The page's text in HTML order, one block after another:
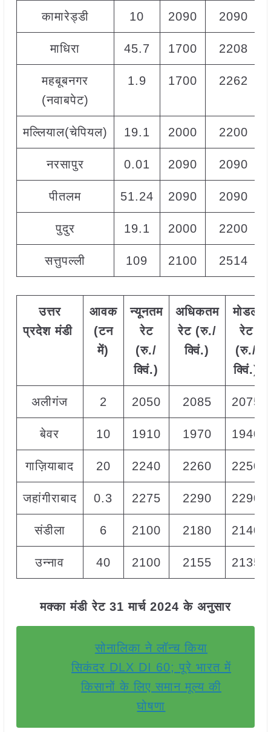
कामारेड्डी 10 2090 2090
माधिरा 45.7 1700 2208
महबूबनगर
(नवाबपेट)
1.9 1700 2262
मल्लियाल(चेपियल) 19.1 2000 2200
नरसापुर 0.01 2090 2090
पीतलम 51.24 2090 2090
पुदुर 19.1 2000 2200
सत्तुपल्ली 109 2100 2514
उत्तर
प्रदेश मंडी
आवक
(टन
में)
न्यूनतम
रेट
(रु./
क्विं.)
अधिकतम
रेट (रु./
क्विं.)
मोडल
रेट
(रु./
क्विं.)
अलीगंज 2 2050 2085 2075
बेवर 10 1910 1970 1940
गाज़ियाबाद 20 2240 2260 2250
जहांगीराबाद 0.3 2275 2290 2290
संडीला 6 2100 2180 2140
उन्नाव 40 2100 2155 2135
मक्का मंडी रेट 31 मार्च 2024 के अनुसार
सोनालिका ने लॉन्च किया
सिकंदर DLX DI 60; पूरे भारत में
किसानों के लिए समान मूल्य की
घोषणा